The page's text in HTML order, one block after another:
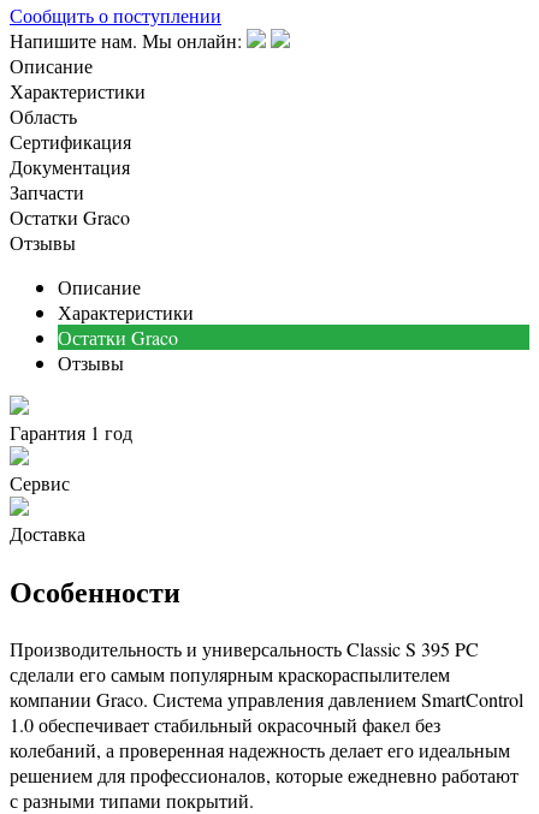
Сообщить о поступлении
Напишите нам. Мы онлайн:
Описание
Характеристики
Область
Сертификация
Документация
Запчасти
Остатки Graco
Отзывы
Описание
Характеристики
Остатки Graco
Отзывы
Гарантия 1 год
Сервис
Доставка
Особенности
Производительность и универсальность Classic S 395 PC
сделали его самым популярным краскораспылителем
компании Graco. Система управления давлением SmartControl
1.0 обеспечивает стабильный окрасочный факел без
колебаний, а проверенная надежность делает его идеальным
решением для профессионалов, которые ежедневно работают
с разными типами покрытий.